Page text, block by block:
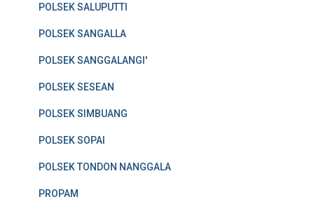
POLSEK SALUPUTTI
POLSEK SANGALLA
POLSEK SANGGALANGI'
POLSEK SESEAN
POLSEK SIMBUANG
POLSEK SOPAI
POLSEK TONDON NANGGALA
PROPAM